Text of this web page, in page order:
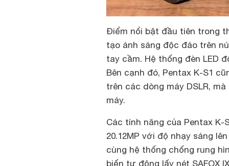
Điểm nổi bật đầu tiên trong
tạo ánh sáng độc đáo trên
tay cầm. Hệ thống đèn LED
Bên cạnh đó, Pentax K-S1
trên các dòng máy DSLR,
máy.
Các tính năng của Pentax
20.12MP với độ nhạy sáng
cùng hệ thống chống rung
biến tự động lấy nét SAFOX